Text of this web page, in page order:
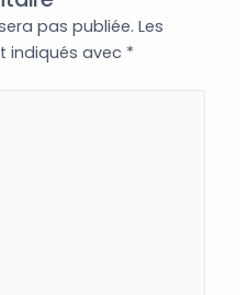
pas publiée. Les
indiqués avec *